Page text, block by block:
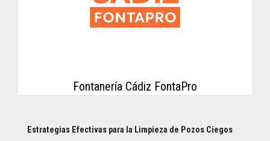
Fontanería Cádiz FontaPro
Estrategias Efectivas para la Limpieza de Pozos Ciegos